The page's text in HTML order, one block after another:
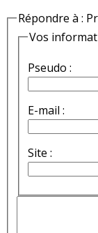
Répondre à :
Vos
Pseudo :
E-mail :
Site :